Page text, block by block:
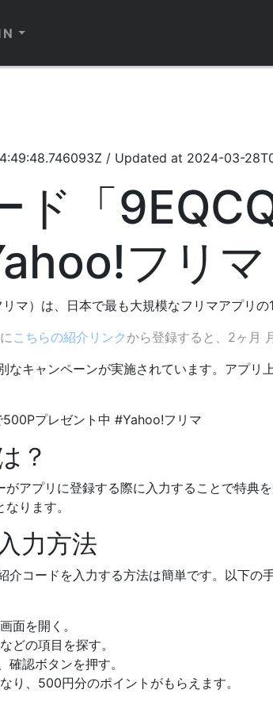
/ Updated at 2024-03-
ド「
フリマ
マ）は、日本で最も大規模なフリマアプリ
こちらの紹介リンク から登録すると、2ヶ月
なキャンペーンが実施されています。アプ
？
アプリに登録する際に入力することで特典
ります。
力方法
コードを入力する方法は簡単です。以下の
面を開く。
どの項目を探す。
確認ボタンを押す。
り、500円分のポイントがもらえます。